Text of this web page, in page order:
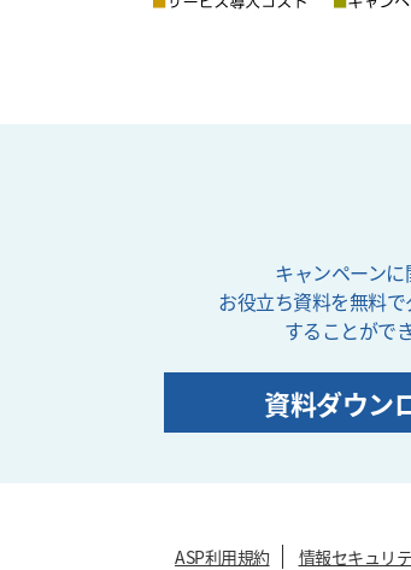
キャンペーンに
お役立ち資料を無料
することがで
資料ダウン
ASP利用規約 情報セキュリ